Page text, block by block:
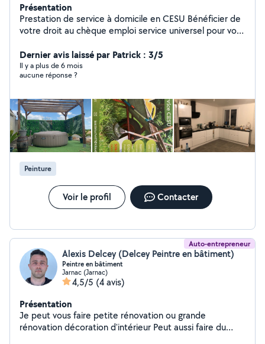
Présentation
Prestation de service à domicile en CESU Bénéficier de
votre droit au chèque emploi service universel pour vos
extérieurs
Dernier avis laissé par Patrick : 3/5
Il y a plus de 6 mois
aucune réponse ?
Peinture
Voir le profil Contacter
Auto-entrepreneur
Alexis Delcey (Delcey Peintre en bâtiment)
Peintre en bâtiment
Jarnac (Jarnac)
4,5/5 (4 avis)
Présentation
Je peut vous faire petite rénovation ou grande
rénovation décoration d'intérieur Peut aussi faire du